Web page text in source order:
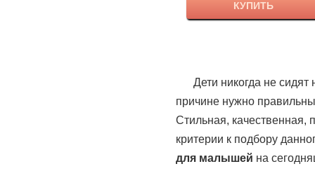
Цвет: яичный/розовый/зеленый/
красный/синий/серебряный. Размер:
19 (11,5 см).
КУПИТЬ
Дети никогда не
причине нужно
Стильная, качественная,
критерии к подбору
для малышей на